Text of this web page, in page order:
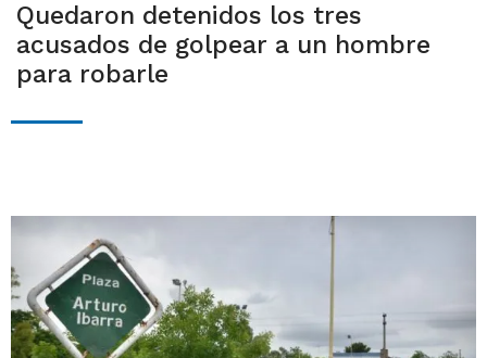
Quedaron detenidos los tres
acusados de golpear a un hombre
para robarle